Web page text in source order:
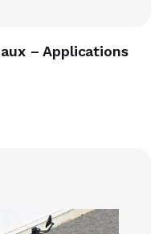
– Applications